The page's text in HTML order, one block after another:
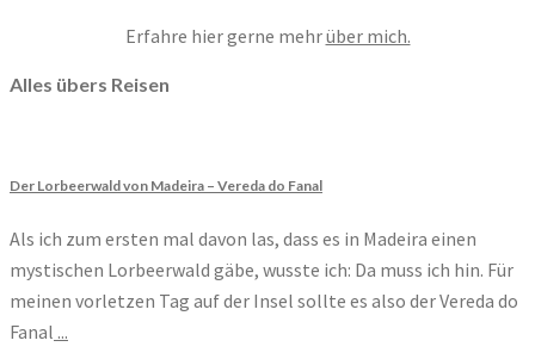
Erfahre hier gerne mehrüber mich.
Alles übers Reisen
Der Lorbeerwald von Madeira – Vereda do Fanal
Als ich zum ersten mal davon las, dass es in Madeira einen
mystischen Lorbeerwald gäbe, wusste ich: Da muss ich hin. Für
meinen vorletzen Tag auf der Insel sollte es also der Vereda do
Fanal ...